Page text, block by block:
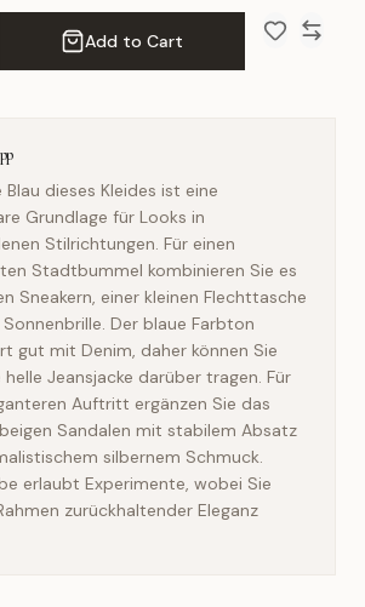
Add to Cart
dieses Kleides ist eine
Grundlage für Looks in
Stilrichtungen. Für einen
Stadtbummel kombinieren Sie es
Sneakern, einer kleinen Flechttasche
Der blaue Farbton
gut mit Denim, daher können Sie
helle Jeansjacke darüber tragen. Für
Auftritt ergänzen Sie das
Sandalen mit stabilem Absatz
silbernem Schmuck.
erlaubt Experimente, wobei Sie
zurückhaltender Eleganz